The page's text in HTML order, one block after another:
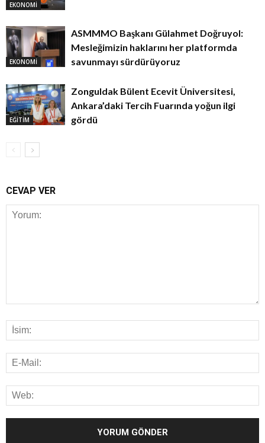
EKONOMİ
EKONOMİ
ASMMMO Başkanı Gülahmet Doğruyol:
Mesleğimizin haklarını her platformda
savunmayı sürdürüyoruz
EĞİTİM
Zonguldak Bülent Ecevit Üniversitesi,
Ankara’daki Tercih Fuarında yoğun ilgi
gördü
CEVAP VER